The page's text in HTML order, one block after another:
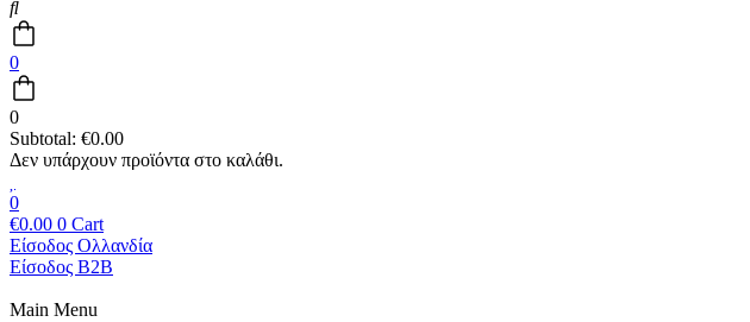
0
0
Subtotal: €0.00
0
€0.00 0 Cart
Είσοδος Ολλανδία
Είσοδος B2B
Main Menu